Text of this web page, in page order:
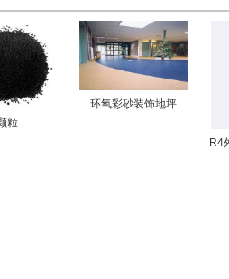
粒
环氧彩砂装饰地坪
R4